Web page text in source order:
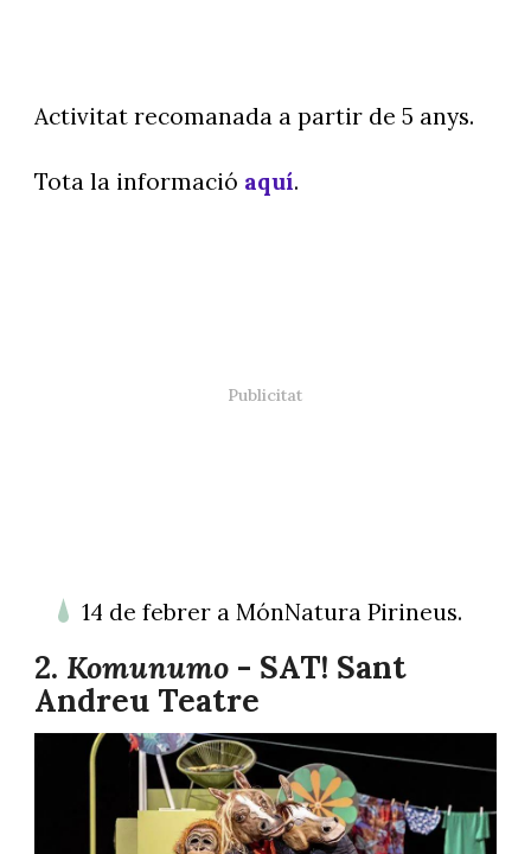
Activitat recomanada a partir de 5 anys.
Tota la informació aquí.
14 de febrer a MónNatura Pirineus.
2. Komunumo - SAT! Sant
Andreu Teatre